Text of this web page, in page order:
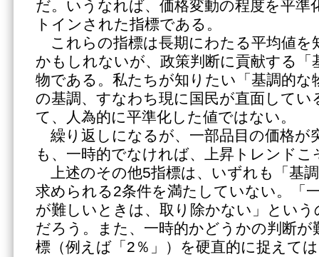
だ。いうなれば、価格変動の程度を平準
トインされた指標である。
これらの指標は長期にわたる平均値を
かもしれないが、政策判断に貢献する「
物である。私たちが知りたい「基調的な
の基調、すなわち現に国民が直面してい
て、人為的に平準化した値ではない。
繰り返しになるが、一部品目の価格が
も、一時的でなければ、上昇トレンド
上述のその他5指標は、いずれも「基
求められる2条件を満たしていない。「
が難しいときは、取り除かない」という
だろう。また、一時的かどうかの判断が
標（例えば「2％」）を硬直的に捉えて